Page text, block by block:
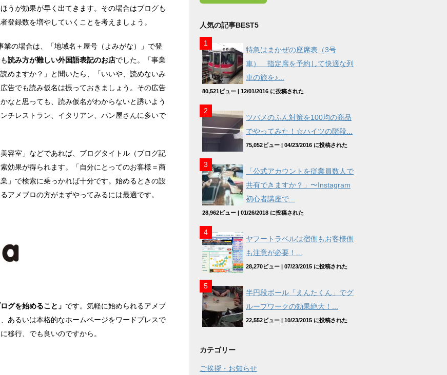
ほうが効果が早く出てきます。その場合はブログも
登録数を増やしていくことを考えましょう。
の場合は、「地域名＋屋号（よみがな）」で登
読み方が難しい外国語表記のお店でした。「事業
めますか？」と聞いたら、「いいや、読めないみ
告でも読み仮名は振っておきましょう。その広告
なと思っても、読み仮名がわからないと誘いよう
チレストラン、イタリアン、パン屋さんに多いで
容室」などであれば、ブログタイトル（ブログ記
効果が得られます。「自分にとってのお客様＝商
」で検索に乗っかれば十分です。始めるときの設
アメブロの方がまずやってみるには最適です。
ログを始めること」 です。気軽に始められるアメブ
あるいは本格的なホームページをワードプレスで
移行、でも良いのですから。
人気の記事BEST5
特急はまかぜの座席表（3号
車） 指定席を予約して快適な列
車の旅を♪...
80,521ビュー | 12/01/2016 に投稿された
ツバメのふん対策を100均の商品
でやってみた！☆ハイツの階段...
75,052ビュー | 04/23/2016 に投稿された
「公式アカウントを従業員数人で
共有できますか？」〜Instagram
初心者講座で...
28,962ビュー | 01/26/2018 に投稿された
ヤフートラベルは宿側もお客様側
も注意が必要！...
28,270ビュー | 07/23/2015 に投稿された
半円段ボール「えんたくん」でグ
ループワークの効果絶大！...
22,552ビュー | 10/23/2015 に投稿された
カテゴリー
ご挨拶・お知らせ